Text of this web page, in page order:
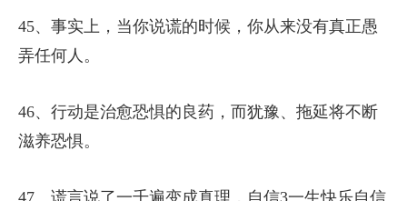
45、事实上，当你说谎的时候，你从来没有真正愚
弄任何人。
46、行动是治愈恐惧的良药，而犹豫、拖延将不断
滋养恐惧。
47、谎言说了一千遍变成真理，自信3一生快乐自信